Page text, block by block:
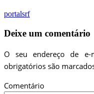
portalsrf
Deixe um comentário
O seu endereço de e-
obrigatórios são